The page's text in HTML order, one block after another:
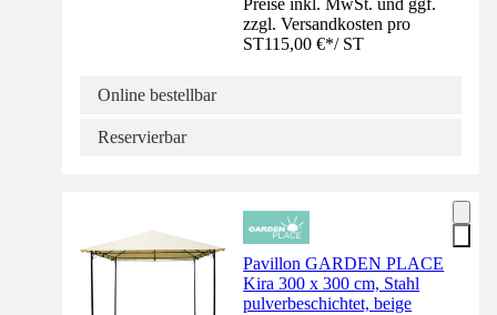
Preise inkl. MwSt. und ggf.
zzgl. Versandkosten pro
ST115,00 €*/ ST
Online bestellbar
Reservierbar
Pavillon GARDEN PLACE
Kira 300 x 300 cm, Stahl
pulverbeschichtet, beige